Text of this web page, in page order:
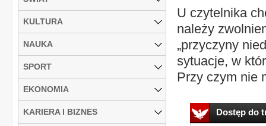
U czytelnika
należy
„przyczyny
sytuacje, w
Przy czym nie
Dostęp do
KULTURA
NAUKA
SPORT
EKONOMIA
KARIERA I BIZNES